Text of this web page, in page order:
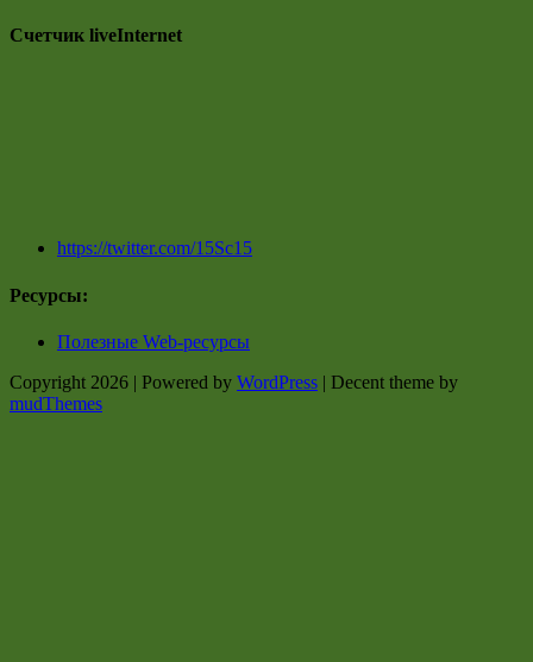
Счетчик liveInternet
https://twitter.com/15Sc15
Ресурсы:
Полезные Web-ресурсы
Copyright 2026 | Powered by WordPress | Decent theme by
mudThemes